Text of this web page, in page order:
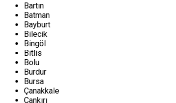
Bartın
Batman
Bayburt
Bilecik
Bingöl
Bitlis
Bolu
Burdur
Bursa
Çanakkale
Çankırı